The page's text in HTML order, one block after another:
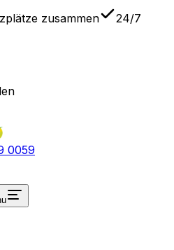
zusammen
24/7
0059